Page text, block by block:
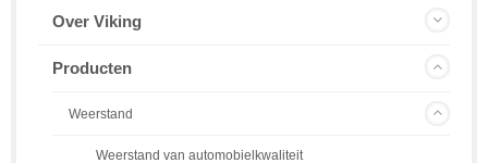
Over Viking
Producten
Weerstand
Weerstand van automobielkwaliteit